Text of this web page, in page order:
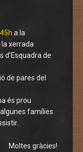
a la
la xerrada
d’Esquadra de
de pares del
és prou
famílies
Moltes gràcies!